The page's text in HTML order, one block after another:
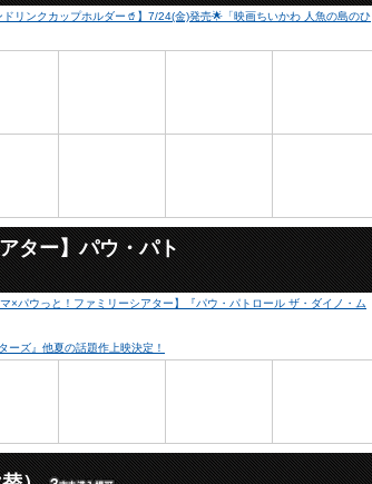
ンクカップホルダー🥤】7/24(金)発売🌟「映画ちいかわ 人魚の島のひ
ター】パウ・パト
パウっと！ファミリーシアター】『パウ・パトロール ザ・ダイノ・ム
ーズ』他夏の話題作上映決定！